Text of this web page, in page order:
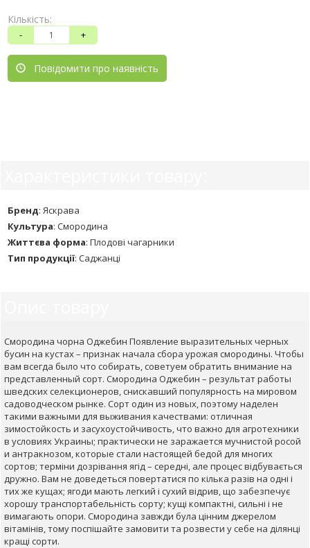
Кількість:
- +
Повідомити про наявність
Бренд: Яскрава
Культура: Смородина
Життєва форма: Плодові чагарники
Тип продукції: Саджанці
Смородина чорна Оджебин Появление выразительных черных
бусин на кустах – признак начала сбора урожая смородины. Чтобы
вам всегда было что собирать, советуем обратить внимание на
представленный сорт. Смородина Оджебин – результат работы
шведских селекционеров, снискавший популярность на мировом
садоводческом рынке. Сорт один из новых, поэтому наделен
такими важными для выживания качествами: отличная
зимостойкость и засухоустойчивость, что важно для агротехники
в условиях Украины; практически не заражается мучнистой росой
и антракнозом, которые стали настоящей бедой для многих
сортов; терміни дозрівання ягід – середні, але процес відбувається
дружно. Вам не доведеться повертатися по кілька разів на одні і
тих же кущах; ягоди мають легкий і сухий відрив, що забезпечує
хорошу транспортабельність сорту; кущі компактні, сильні і не
вимагають опори. Смородина завжди була цінним джерелом
вітамінів, тому поспішайте замовити та розвести у себе на ділянці
кращі сорти.